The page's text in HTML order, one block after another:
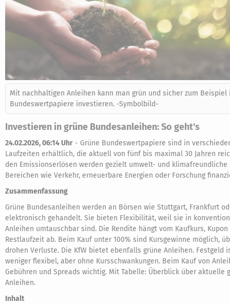
Mit nachhaltigen Anleihen kann man grün und sicher zum Beispiel
Bundeswertpapiere investieren. -Symbolbild-
Investieren in grüne Bundesanleihen: So geht's
24.02.2026, 06:14 Uhr - Grüne Bundeswertpapiere sind in
Laufzeiten erhältlich, die aktuell von fünf bis maximal 30 Jahren
den Emissionserlösen werden gezielt umwelt- und klimafreundliche
Bereichen wie Verkehr, erneuerbare Energien oder Forschung
Zusammenfassung
Grüne Bundesanleihen werden an Börsen wie Stuttgart, Frankfurt
elektronisch gehandelt. Sie bieten Flexibilität, weil sie in
Anleihen umtauschbar sind. Die Rendite hängt vom Kaufkurs, Kupon
Restlaufzeit ab. Beim Kauf unter 100% sind Kursgewinne möglich,
drohen Verluste. Die KfW bietet ebenfalls grüne Anleihen. Festgeld
weniger flexibel, aber ohne Kursschwankungen. Beim Kauf von
Gebühren und Spreads wichtig. Mit Tabelle: Überblick über aktuelle
Anleihen.
Inhalt